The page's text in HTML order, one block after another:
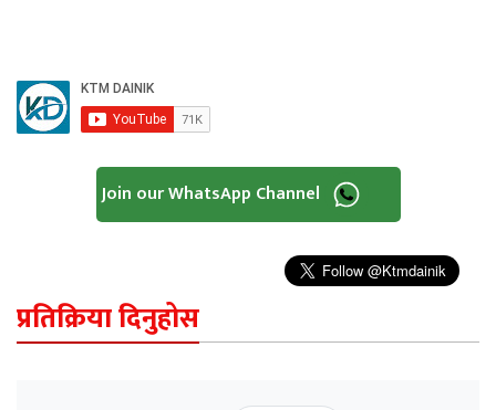
Join our WhatsApp Channel
प्रतिक्रिया दिनुहोस